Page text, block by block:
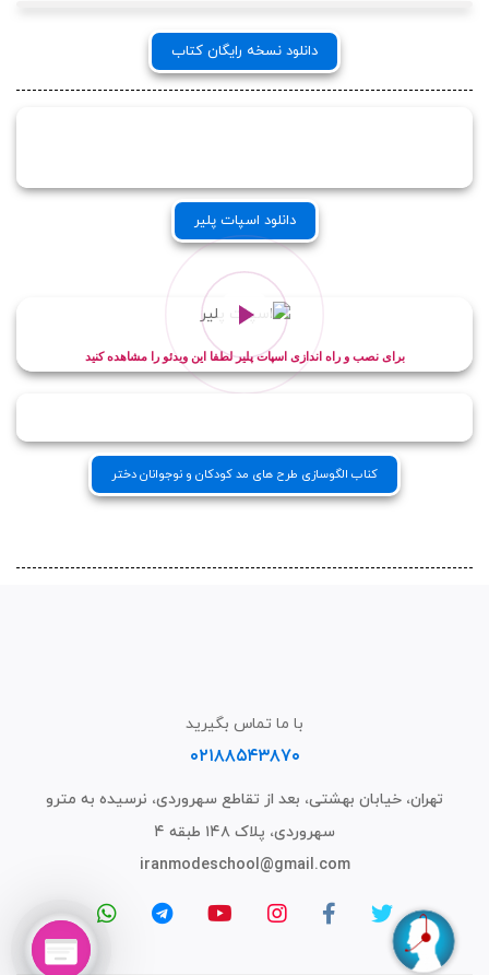
دانلود نسخه رایگان کتاب
دانلود اسپات پلیر
برای نصب و راه اندازی اسپات پلیر لطفا این ویدئو را مشاهده کنید
کناب الگوسازی طرح های مد کودکان و نوجوانان دختر
با ما تماس بگیرید
۰۲۱۸۸۵۴۳۸۷۰
تهران، خیابان بهشتی، بعد از تقاطع سهروردی، نرسیده به مترو
سهروردی، پلاک ۱۴۸ طبقه ۴
iranmodeschool@gmail.com